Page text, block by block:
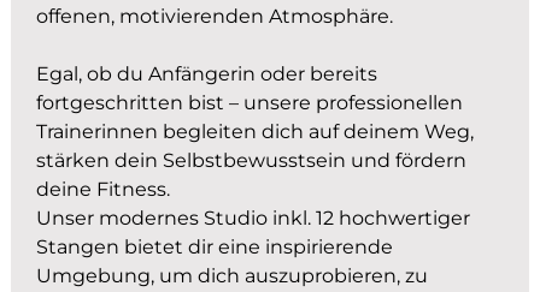
offenen, motivierenden Atmosphäre.
Egal, ob du Anfängerin oder bereits
fortgeschritten bist – unsere professionellen
Trainerinnen begleiten dich auf deinem Weg,
stärken dein Selbstbewusstsein und fördern
deine Fitness.
Unser modernes Studio inkl. 12 hochwertiger
Stangen bietet dir eine inspirierende
Umgebung, um dich auszuprobieren, zu